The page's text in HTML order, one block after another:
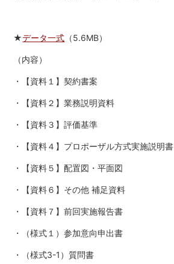
★データ一式 （5.6MB）
（内容）
・【資料１】契約書案
・【資料２】業務説明資料
・【資料３】評価基準
・【資料４】プロポーザル方式実施説明書
・【資料５】配置図・平面図
・【資料６】その他 補足資料
・【資料７】前回実施報告書
・（様式１）参加意向申出書
・（様式3-1 ）質問書